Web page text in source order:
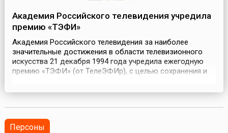
Академия Российского телевидения учредила
премию «ТЭФИ»
Академия Российского телевидения за наиболее
значительные достижения в области телевизионного
искусства 21 декабря 1994 года учредила ежегодную
премию «ТЭФИ» (от ТелеЭФИр), с целью сохранения и
телевидения.Вручаемый победителям приз представляет
разрывающего грудь и играющего на струнах своей
души (автор — скульпто...
Персоны